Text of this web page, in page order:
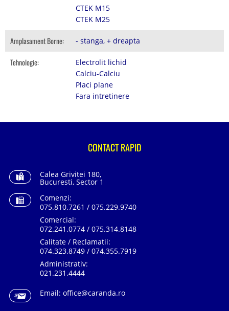
CTEK M15
CTEK M25
Amplasament Borne: - stanga, + dreapta
Tehnologie:
Electrolit lichid
Calciu-Calciu
Placi plane
Fara intretinere
CONTACT RAPID
Calea Grivitei 180,
Bucuresti, Sector 1
Comenzi:
075.810.7261 / 075.229.9740
Comercial:
072.241.0774 / 075.314.8148
Calitate / Reclamatii:
074.323.8749 / 074.355.7919
Administrativ:
021.231.4444
Email: office@caranda.ro